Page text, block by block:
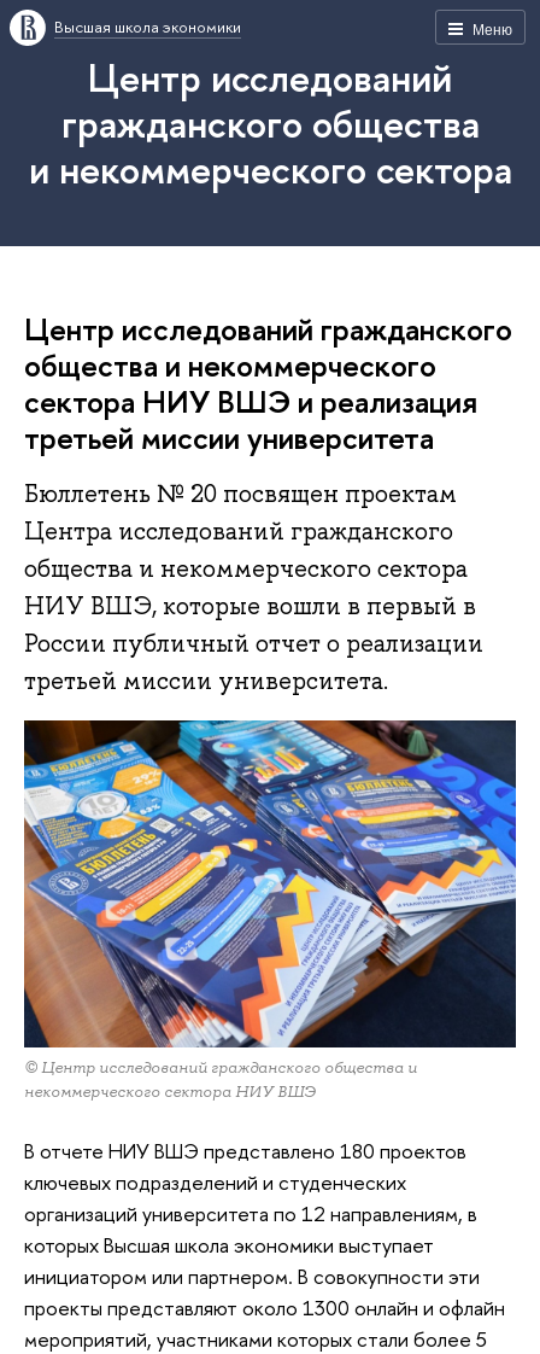
Меню
Высшая школа экономики
Центр исследований
гражданского общества
и некоммерческого сектора
Центр исследований гражданского
общества и некоммерческого
сектора НИУ ВШЭ и реализация
третьей миссии университета
Бюллетень № 20 посвящен проектам
Центра исследований гражданского
общества и некоммерческого сектора
НИУ ВШЭ, которые вошли в первый в
России публичный отчет о реализации
третьей миссии университета.
© Центр исследований гражданского общества и
некоммерческого сектора НИУ ВШЭ
В отчете НИУ ВШЭ представлено 180 проектов
ключевых подразделений и студенческих
организаций университета по 12 направлениям, в
которых Высшая школа экономики выступает
инициатором или партнером. В совокупности эти
проекты представляют около 1300 онлайн и офлайн
мероприятий, участниками которых стали более 5